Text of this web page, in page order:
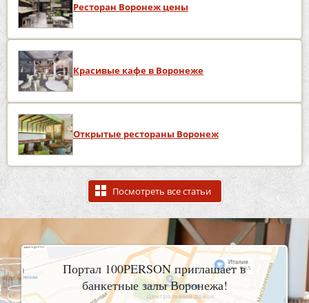
Ресторан Воронеж цены
Красивые кафе в Воронеже
Открытые рестораны Воронеж
Посмотреть все статьи
Портал 100PERSON приглашает в
банкетные залы Воронежа!